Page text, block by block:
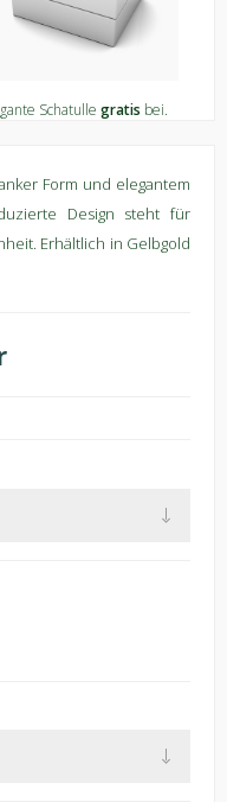
Schatulle gratis bei.
Form und elegantem
Design steht für
Erhältlich in Gelbgold